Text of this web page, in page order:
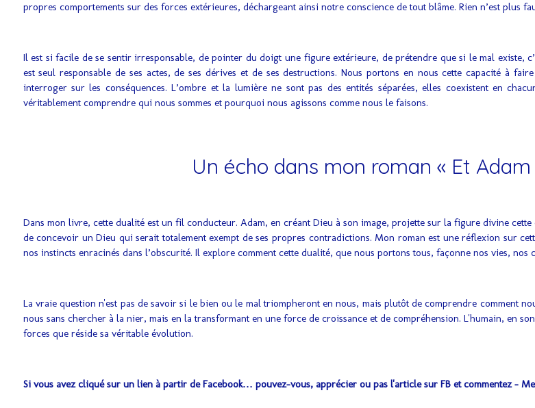
propres comportements sur des forces extérieures, déchargeant ainsi notre conscience de tout blâme. Rien n’est plus
Il est si facile de se sentir irresponsable, de pointer du doigt une figure extérieure, de prétendre que si le mal existe,
est seul responsable de ses actes, de ses dérives et de ses destructions. Nous portons en nous cette capacité à
interroger sur les conséquences. L’ombre et la lumière ne sont pas des entités séparées, elles coexistent en
véritablement comprendre qui nous sommes et pourquoi nous agissons comme nous le faisons.
Un écho dans mon roman « Et
Dans mon livre, cette dualité est un fil conducteur. Adam, en créant Dieu à son image, projette sur la figure divine
de concevoir un Dieu qui serait totalement exempt de ses propres contradictions. Mon roman est une réflexion sur
nos instincts enracinés dans l’obscurité. Il explore comment cette dualité, que nous portons tous, façonne nos vies, nos
La vraie question n'est pas de savoir si le bien ou le mal triompheront en nous, mais plutôt de comprendre comment
nous sans chercher à la nier, mais en la transformant en une force de croissance et de compréhension. L'humain, en
forces que réside sa véritable évolution.
Si vous avez cliqué sur un lien à partir de Facebook… pouvez-vous, apprécier ou pas l'article sur FB et commentez -